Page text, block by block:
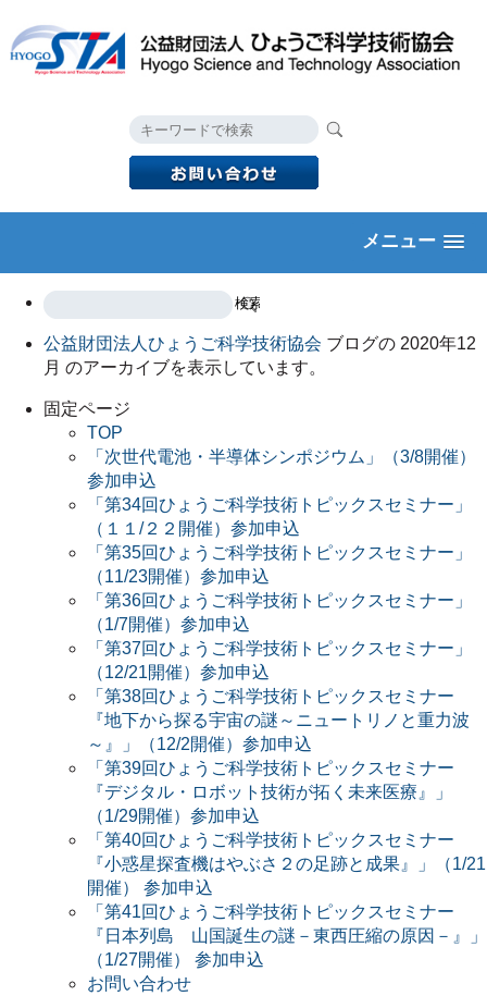
メニュー
公益財団法人ひょうご科学技術協会 ブログの 2020年12
月 のアーカイブを表示しています。
固定ページ
TOP
「次世代電池・半導体シンポジウム」（3/8開催）
参加申込
「第34回ひょうご科学技術トピックスセミナー」
（１１/２２開催）参加申込
「第35回ひょうご科学技術トピックスセミナー」
（11/23開催）参加申込
「第36回ひょうご科学技術トピックスセミナー」
（1/7開催）参加申込
「第37回ひょうご科学技術トピックスセミナー」
（12/21開催）参加申込
「第38回ひょうご科学技術トピックスセミナー
『地下から探る宇宙の謎～ニュートリノと重力波
～』」（12/2開催）参加申込
「第39回ひょうご科学技術トピックスセミナー
『デジタル・ロボット技術が拓く未来医療』」
（1/29開催）参加申込
「第40回ひょうご科学技術トピックスセミナー
『小惑星探査機はやぶさ２の足跡と成果』」（1/21
開催） 参加申込
「第41回ひょうご科学技術トピックスセミナー
『日本列島 山国誕生の謎－東西圧縮の原因－』」
（1/27開催） 参加申込
お問い合わせ